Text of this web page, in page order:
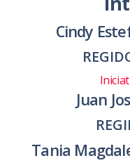
Cindy
Juan
Tania